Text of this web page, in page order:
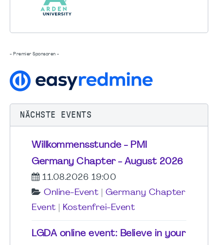
- Premier Sponsoren -
NÄCHSTE EVENTS
Willkommensstunde - PMI
Germany Chapter - August 2026
11.08.2026 19:00
Online-Event
Germany Chapter
Event
Kostenfrei-Event
LGDA online event: Believe in your